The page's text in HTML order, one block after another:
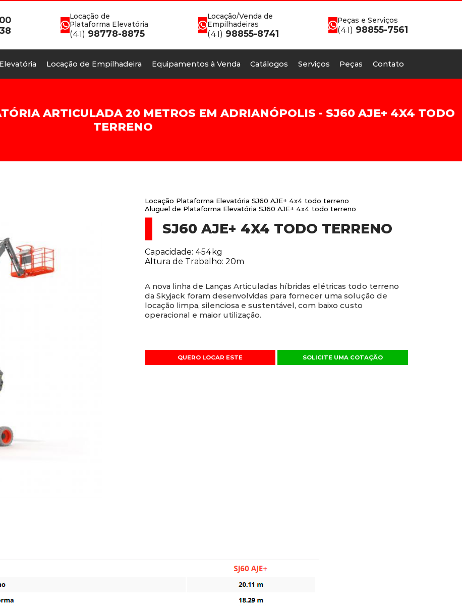
Locação de
Plataforma Elevatória
(41) 98778-8875
Locação/Venda de
Empilhadeiras
(41) 98855-8741
Peças e Serviços
(41) 98855-7561
Locação de Empilhadeira Equipamentos à Venda Catálogos Serviços Peças Contato
ARTICULADA 20 METROS EM ADRIANÓPOLIS - SJ60 AJE+ 4X4 TODO
TERRENO
Locação Plataforma Elevatória SJ60 AJE+ 4x4 todo terreno
Aluguel de Plataforma Elevatória SJ60 AJE+ 4x4 todo terreno
SJ60 AJE+ 4X4 TODO TERRENO
Capacidade: 454kg
Altura de Trabalho: 20m
A nova linha de Lanças Articuladas híbridas elétricas todo terreno
da Skyjack foram desenvolvidas para fornecer uma solução de
locação limpa, silenciosa e sustentável, com baixo custo
operacional e maior utilização.
QUERO LOCAR ESTE SOLICITE UMA COTAÇÃO